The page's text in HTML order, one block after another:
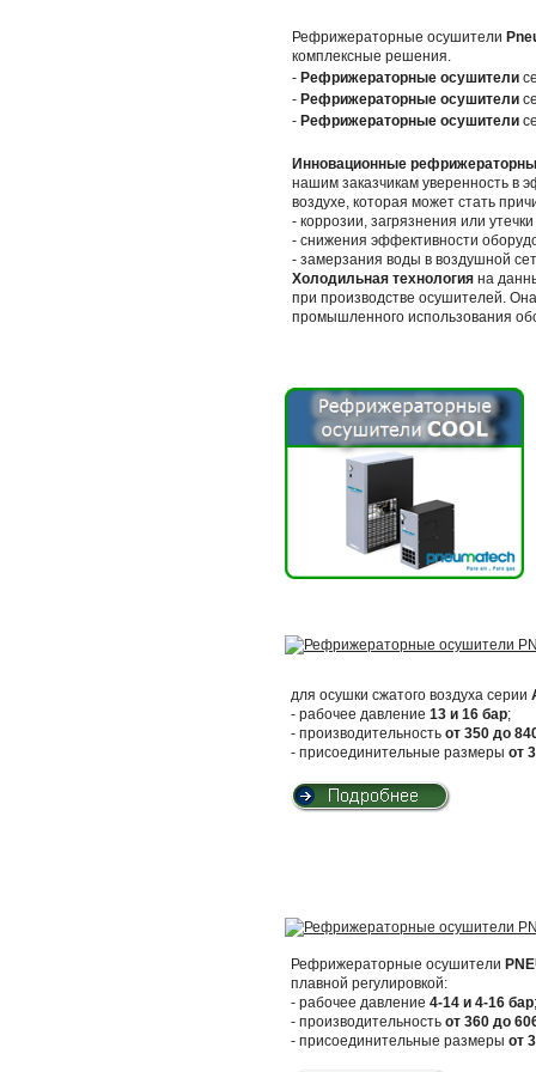
Рефрижераторные осушители
комплексные решения.
- Рефрижераторные осушители
- Рефрижераторные осушители
- Рефрижераторные осушители
Инновационные
нашим заказчикам уверенность в
воздухе, которая может стать
- коррозии, загрязнения или
- снижения эффективности
- замерзания воды в воздушной
Холодильная технология на
при производстве осушителей.
промышленного использования
для осушки сжатого воздуха серии
- рабочее давление 13 и 16 бар;
- производительность от 350 до
- присоединительные размеры от
Рефрижераторные осушители
плавной регулировкой:
- рабочее давление 4-14 и 4-16 бар;
- производительность от 360 до
- присоединительные размеры от